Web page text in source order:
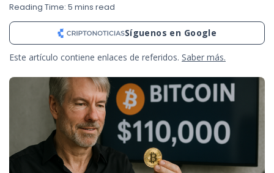
Reading Time: 5 mins read
Síguenos en Google
Este artículo contiene enlaces de referidos. Saber más.